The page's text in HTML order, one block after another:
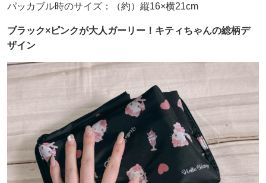
パッカブル時のサイズ：（約）縦16×横21cm
ブラック×ピンクが大人ガーリー！キティちゃんの総柄デ
ザイン